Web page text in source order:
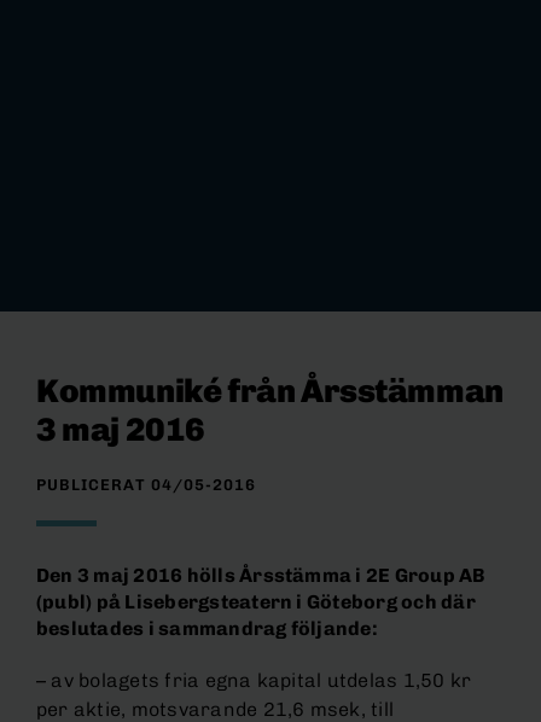
Kommuniké från Årsstämman
3 maj 2016
PUBLICERAT 04/05-2016
Den 3 maj 2016 hölls Årsstämma i 2E Group AB
(publ) på Lisebergsteatern i Göteborg och där
beslutades i sammandrag följande:
– av bolagets fria egna kapital utdelas 1,50 kr
per aktie, motsvarande 21,6 msek, till